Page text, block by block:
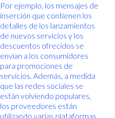
Por ejemplo, los mensajes de
inserción que contienen los
detalles de los lanzamientos
de nuevos servicios y los
descuentos ofrecidos se
envían a los consumidores
para promociones de
servicios. Además, a medida
que las redes sociales se
están volviendo populares,
los proveedores están
utilizando varias plataformas